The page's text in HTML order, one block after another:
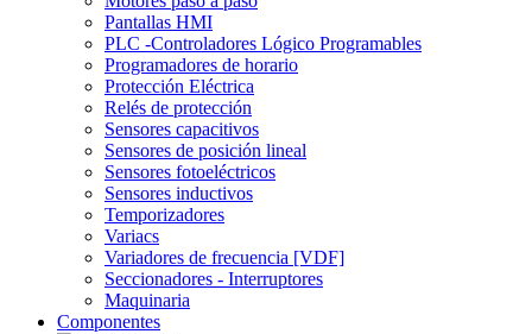
Pantallas HMI
PLC -Controladores Lógico Programables
Programadores de horario
Protección Eléctrica
Relés de protección
Sensores capacitivos
Sensores de posición lineal
Sensores fotoeléctricos
Sensores inductivos
Temporizadores
Variacs
Variadores de frecuencia [VDF]
Seccionadores - Interruptores
Maquinaria
Componentes